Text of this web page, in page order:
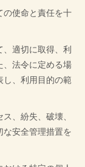
の使命と責任を十
適切に取得、利
、法令に定める場
し、利用目的の範
、紛失、破壊、
な安全管理措置を